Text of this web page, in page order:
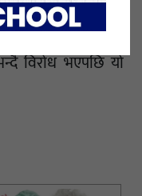
कार्यालयले
समेत राष्ट्रिय
विरोध भएपछि यो